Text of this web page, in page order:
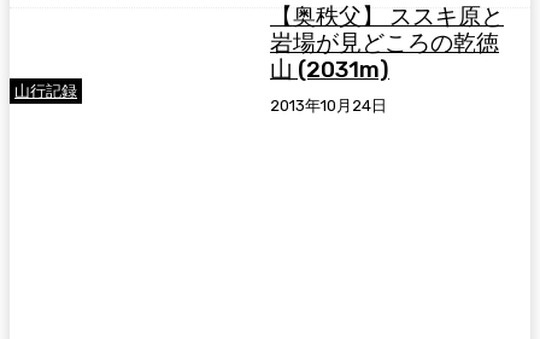
山行記録
【奥秩父】 ススキ原と
岩場が見どころの乾徳
山 (2031m)
2013年10月24日